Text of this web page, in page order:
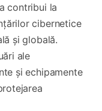
contribui la
cibernetice
și globală.
ale
și echipamente